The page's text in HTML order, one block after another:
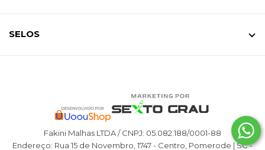
SELOS
Fakini Malhas LTDA / CNPJ: 05.082.188/0001-88
Endereço: Rua 15 de Novembro, 1747 - Centro, Pomerode | SC -